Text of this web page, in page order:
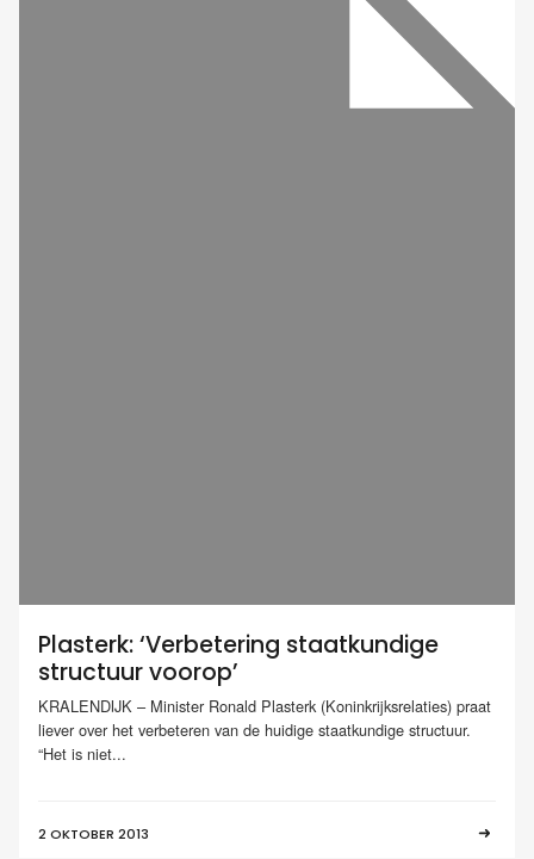
Plasterk: ‘Verbetering staatkundige
structuur voorop’
KRALENDIJK – Minister Ronald Plasterk (Koninkrijksrelaties) praat
liever over het verbeteren van de huidige staatkundige structuur.
“Het is niet...
2 OKTOBER 2013